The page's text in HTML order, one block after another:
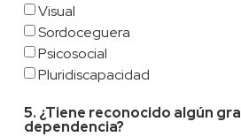
Visual
Sordoceguera
Psicosocial
Pluridiscapacidad
5. ¿Tiene reconocido algún
dependencia?